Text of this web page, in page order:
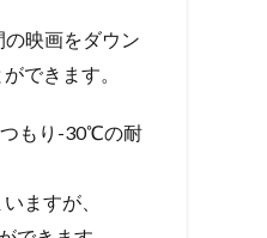
映画をダウン
できます。
つもり-30℃の耐
ますが、